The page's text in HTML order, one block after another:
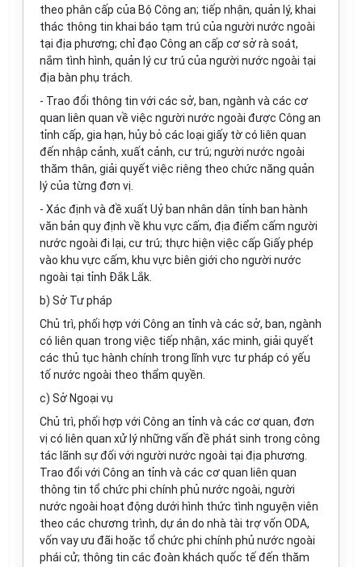
theo phân cấp của Bộ Công an; tiếp nhận, quản lý, khai
thác thông tin khai báo tạm trú của người nước ngoài
tại địa phương; chỉ đạo Công an cấp cơ sở rà soát,
nắm tình hình, quản lý cư trú của người nước ngoài tại
địa bàn phụ trách.
- Trao đổi thông tin với các sở, ban, ngành và các cơ
quan liên quan về việc người nước ngoài được Công an
tỉnh cấp, gia hạn, hủy bỏ các loại giấy tờ có liên quan
đến nhập cảnh, xuất cảnh, cư trú; người nước ngoài
thăm thân, giải quyết việc riêng theo chức năng quản
lý của từng đơn vị.
- Xác định và đề xuất Uỷ ban nhân dân tỉnh ban hành
văn bản quy định về khu vực cấm, địa điểm cấm người
nước ngoài đi lại, cư trú; thực hiện việc cấp Giấy phép
vào khu vực cấm, khu vực biên giới cho người nước
ngoài tại tỉnh Đắk Lắk.
b) Sở Tư pháp
Chủ trì, phối hợp với Công an tỉnh và các sở, ban, ngành
có liên quan trong việc tiếp nhận, xác minh, giải quyết
các thủ tục hành chính trong lĩnh vực tư pháp có yếu
tố nước ngoài theo thẩm quyền.
c) Sở Ngoại vụ
Chủ trì, phối hợp với Công an tỉnh và các cơ quan, đơn
vị có liên quan xử lý những vấn đề phát sinh trong công
tác lãnh sự đối với người nước ngoài tại địa phương.
Trao đổi với Công an tỉnh và các cơ quan liên quan
thông tin tổ chức phi chính phủ nước ngoài, người
nước ngoài hoạt động dưới hình thức tình nguyện viên
theo các chương trình, dự án do nhà tài trợ vốn ODA,
vốn vay ưu đãi hoặc tổ chức phi chính phủ nước ngoài
phái cử; thông tin các đoàn khách quốc tế đến thăm